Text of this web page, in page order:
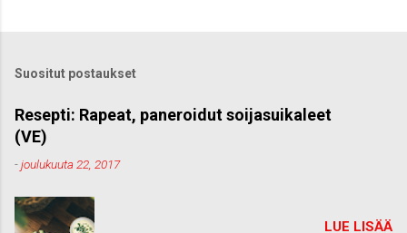
o
m
e
n
Suositut postaukset
Resepti: Rapeat, paneroidut soijasuikaleet
(VE)
-joulukuuta 22, 2017
LUE LISÄÄ